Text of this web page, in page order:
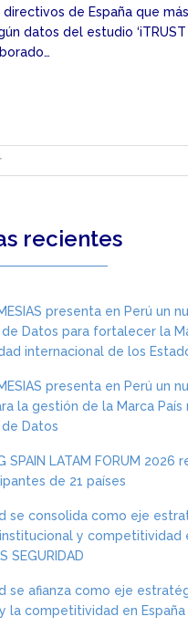
de España que
datos del estudio
recientes
presenta en Perú un
Datos para fortalecer la
internacional de los
presenta en Perú un
la gestión de la Marca País
Datos
SPAIN LATAM FORUM 2026
de 21 países
se consolida como eje
y competitividad
SEGURIDAD
se afianza como eje
la competitividad en España |